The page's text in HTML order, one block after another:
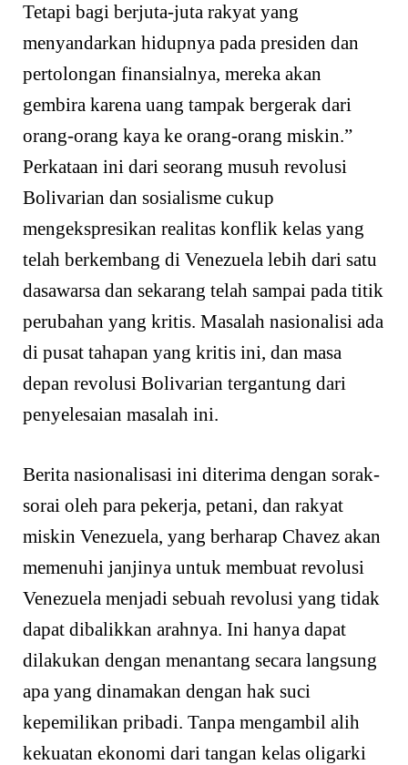
Tetapi bagi berjuta-juta rakyat yang
menyandarkan hidupnya pada presiden dan
pertolongan finansialnya, mereka akan
gembira karena uang tampak bergerak dari
orang-orang kaya ke orang-orang miskin.”
Perkataan ini dari seorang musuh revolusi
Bolivarian dan sosialisme cukup
mengekspresikan realitas konflik kelas yang
telah berkembang di Venezuela lebih dari satu
dasawarsa dan sekarang telah sampai pada titik
perubahan yang kritis. Masalah nasionalisi ada
di pusat tahapan yang kritis ini, dan masa
depan revolusi Bolivarian tergantung dari
penyelesaian masalah ini.
Berita nasionalisasi ini diterima dengan sorak-
sorai oleh para pekerja, petani, dan rakyat
miskin Venezuela, yang berharap Chavez akan
memenuhi janjinya untuk membuat revolusi
Venezuela menjadi sebuah revolusi yang tidak
dapat dibalikkan arahnya. Ini hanya dapat
dilakukan dengan menantang secara langsung
apa yang dinamakan dengan hak suci
kepemilikan pribadi. Tanpa mengambil alih
kekuatan ekonomi dari tangan kelas oligarki